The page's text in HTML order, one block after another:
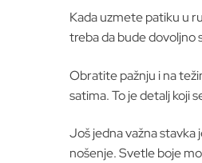
Kada uzmete patiku u
treba da bude dovoljno
Obratite pažnju i na
satima. To je detalj koji
Još jedna važna stavka
nošenje. Svetle boje